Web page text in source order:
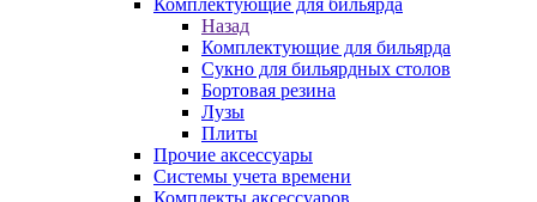
Комплектующие для бильярда
Назад
Комплектующие для бильярда
Сукно для бильярдных столов
Бортовая резина
Лузы
Плиты
Прочие аксессуары
Системы учета времени
Комплекты аксессуаров